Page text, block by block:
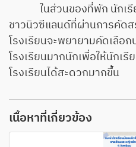
ในส่วนของที่พัก นักเรีย
ชาวนิวซีแลนด์ที่ผ่านการคัดส
โรงเรียนจะพยายามคัดเลือ
โรงเรียนมากนักเพื่อให้นักเรี
โรงเรียนได้สะดวกมากขึ้น
เนื้อหาที่เกี่ยวข้อง